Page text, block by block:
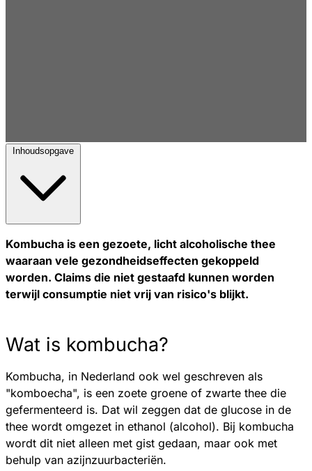
Inhoudsopgave
Kombucha is een gezoete, licht alcoholische thee
waaraan vele gezondheidseffecten gekoppeld
worden. Claims die niet gestaafd kunnen worden
terwijl consumptie niet vrij van risico's blijkt.
Wat is kombucha?
Kombucha, in Nederland ook wel geschreven als
"komboecha", is een zoete groene of zwarte thee die
gefermenteerd is. Dat wil zeggen dat de glucose in de
thee wordt omgezet in ethanol (alcohol). Bij kombucha
wordt dit niet alleen met gist gedaan, maar ook met
behulp van azijnzuurbacteriën.